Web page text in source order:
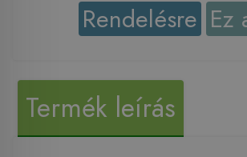
Rendelésre Ez
Termék leírás